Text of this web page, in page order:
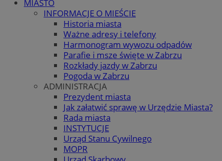
MIASTO
INFORMACJE O MIEŚCIE
Historia miasta
Ważne adresy i telefony
Harmonogram wywozu odpadów
Parafie i msze święte w Zabrzu
Rozkłady jazdy w Zabrzu
Pogoda w Zabrzu
ADMINISTRACJA
Prezydent miasta
Jak załatwić sprawę w Urzędzie Miasta?
Rada miasta
INSTYTUCJE
Urząd Stanu Cywilnego
MOPR